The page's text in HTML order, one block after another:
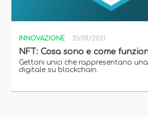
INNOVAZIONE 21/09/2021
NFT: Cosa sono e come
Gettoni unici che rappresentano
digitale su blockchain.